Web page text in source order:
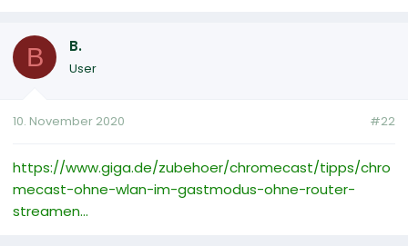
B B.
User
10. November 2020 #22
https://www.giga.de/zubehoer/chromecast/tipps/chro
mecast-ohne-wlan-im-gastmodus-ohne-router-
streamen...